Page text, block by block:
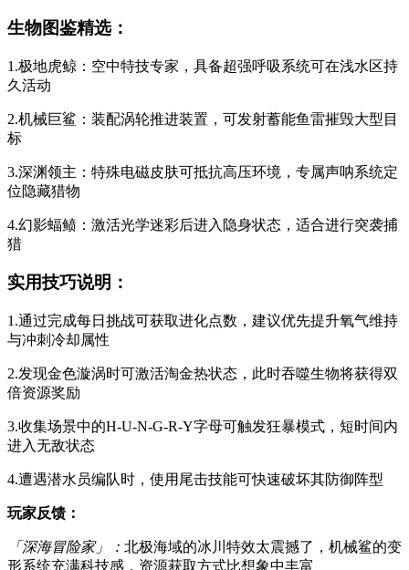
生物图鉴精选：
1.极地虎鲸：空中特技专家，具备超强呼吸系统可在浅水区持
久活动
2.机械巨鲨：装配涡轮推进装置，可发射蓄能鱼雷摧毁大型目
标
3.深渊领主：特殊电磁皮肤可抵抗高压环境，专属声呐系统定
位隐藏猎物
4.幻影蝠鲼：激活光学迷彩后进入隐身状态，适合进行突袭捕
猎
实用技巧说明：
1.通过完成每日挑战可获取进化点数，建议优先提升氧气维持
与冲刺冷却属性
2.发现金色漩涡时可激活淘金热状态，此时吞噬生物将获得双
倍资源奖励
3.收集场景中的H-U-N-G-R-Y字母可触发狂暴模式，短时间内
进入无敌状态
4.遭遇潜水员编队时，使用尾击技能可快速破坏其防御阵型
玩家反馈：
「深海冒险家」： 北极海域的冰川特效太震撼了，机械鲨的变
形系统充满科技感，资源获取方式比想象中丰富